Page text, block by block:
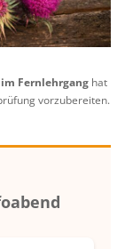
Fernlehrgang hat
vorzubereiten.